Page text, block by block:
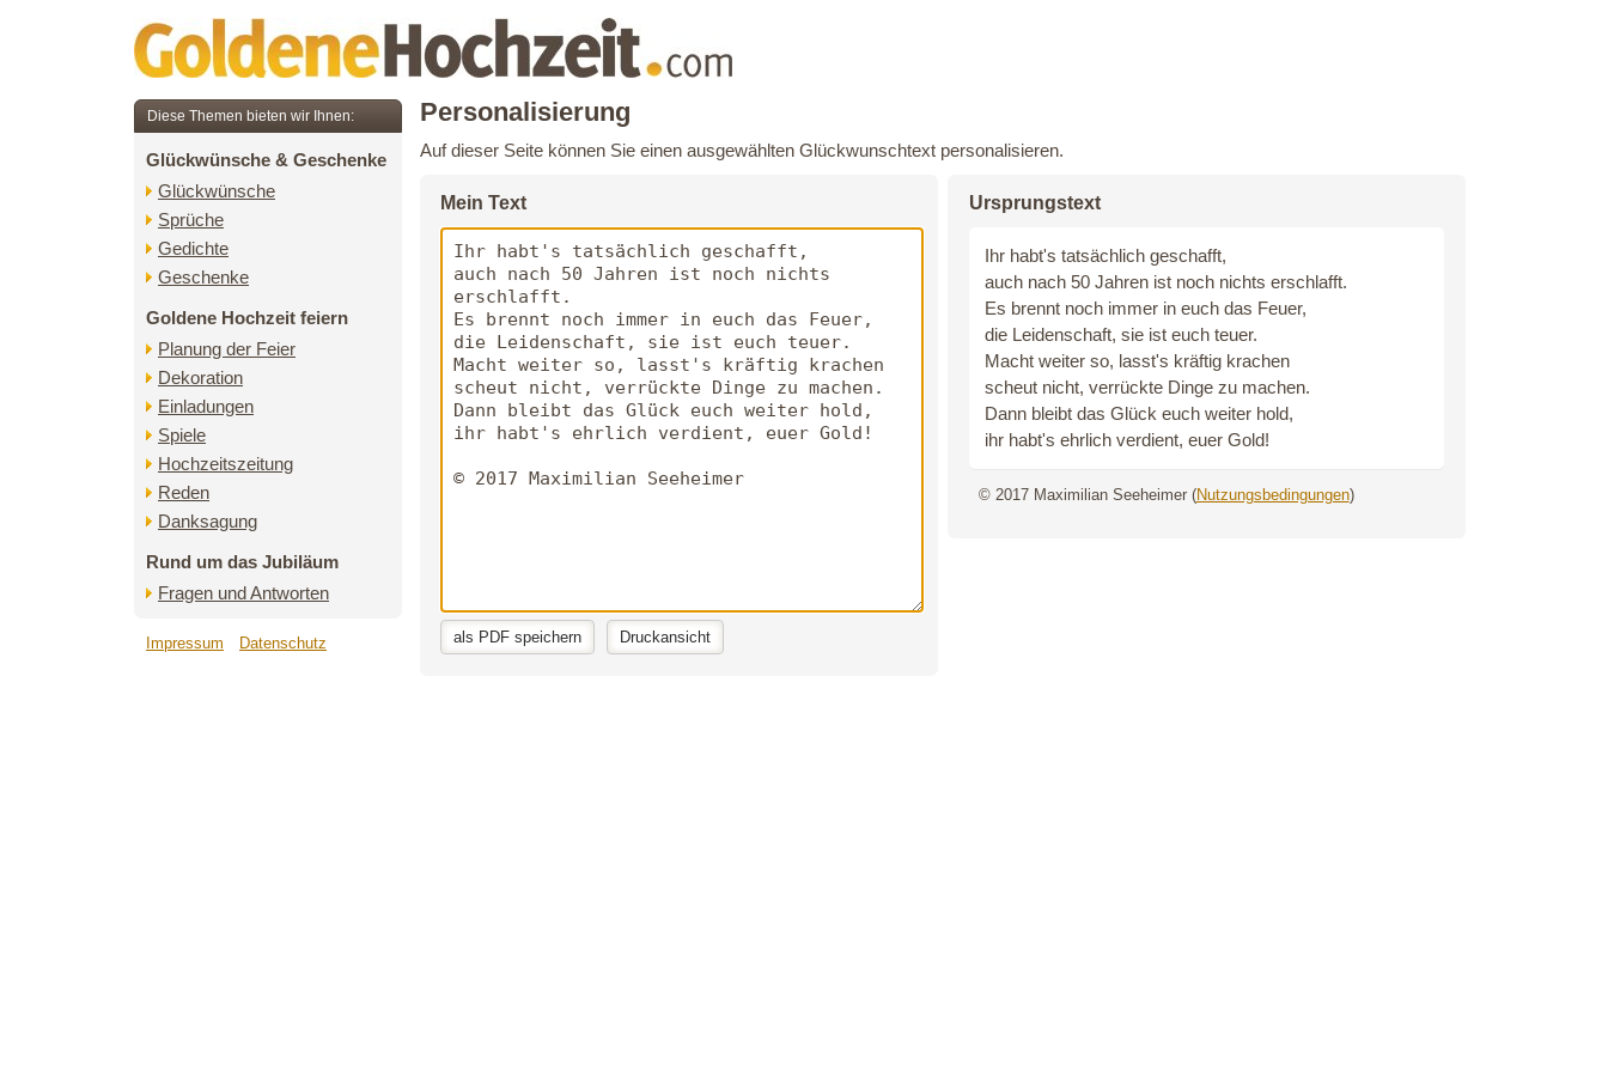
Diese Themen bieten wir Ihnen:
Glückwünsche & Geschenke
Glückwünsche
Sprüche
Gedichte
Geschenke
Goldene Hochzeit feiern
Planung der Feier
Dekoration
Einladungen
Spiele
Hochzeitszeitung
Reden
Danksagung
Rund um das Jubiläum
Fragen und Antworten
Impressum Datenschutz
Personalisierung
Auf dieser Seite können Sie einen ausgewählten Glückwunschtext personalisieren.
Mein Text Ursprungstext
Ihr habt's tatsächlich geschafft,
auch nach 50 Jahren ist noch nichts erschlafft.
Es brennt noch immer in euch das Feuer,
die Leidenschaft, sie ist euch teuer.
Macht weiter so, lasst's kräftig krachen
scheut nicht, verrückte Dinge zu machen.
Dann bleibt das Glück euch weiter hold,
ihr habt's ehrlich verdient, euer Gold!
© 2017 Maximilian Seeheimer (Nutzungsbedingungen)